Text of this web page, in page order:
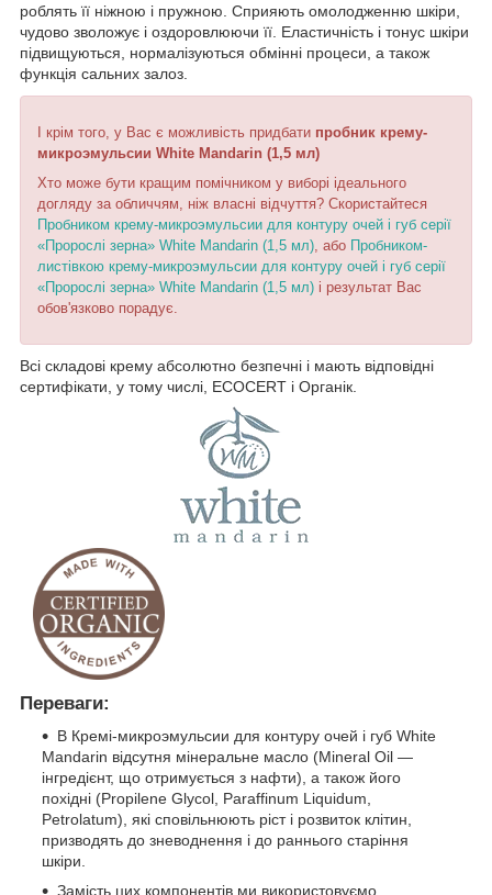
роблять її ніжною і пружною. Сприяють омолодженню шкіри,
чудово зволожує і оздоровлюючи її. Еластичність і тонус шкіри
підвищуються, нормалізуються обмінні процеси, а також
функція сальних залоз.
І крім того, у Вас є можливість придбати пробник крему-
микроэмульсии White Mandarin (1,5 мл)
Хто може бути кращим помічником у виборі ідеального
догляду за обличчям, ніж власні відчуття? Скористайтеся
Пробником крему-микроэмульсии для контуру очей і губ серії
«Пророслі зерна» White Mandarin (1,5 мл) , або Пробником-
листівкою крему-микроэмульсии для контуру очей і губ серії
«Пророслі зерна» White Mandarin (1,5 мл) і результат Вас
обов'язково порадує.
Всі складові крему абсолютно безпечні і мають відповідні
сертифікати, у тому числі, ECOCERT і Органік.
Переваги:
В Кремі-микроэмульсии для контуру очей і губ White
Mandarin відсутня мінеральне масло (Mineral Oil —
інгредієнт, що отримується з нафти), а також його
похідні (Propilene Glycol, Paraffinum Liquidum,
Petrolatum), які сповільнюють ріст і розвиток клітин,
призводять до зневоднення і до раннього старіння
шкіри.
Замість цих компонентів ми використовуємо